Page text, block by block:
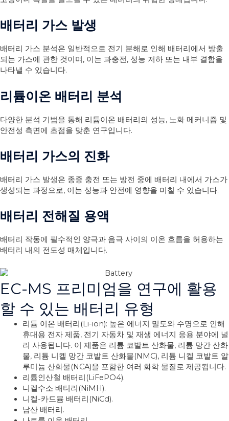
배터리 가스 발생
배터리 가스 분석은 일반적으로 전기 분해로 인해 배터리에서 방출
되는 가스에 관한 것이며, 이는 과충전, 성능 저하 또는 내부 결함을
나타낼 수 있습니다.
리튬이온 배터리 분석
다양한 분석 기법을 통해 리튬이온 배터리의 성능, 노화 메커니즘 및
안전성 측면에 초점을 맞춘 연구입니다.
배터리 가스의 진화
배터리 가스 발생은 종종 충전 또는 방전 중에 배터리 내에서 가스가
생성되는 과정으로, 이는 성능과 안전에 영향을 미칠 수 있습니다.
배터리 전해질 용액
배터리 작동에 필수적인 양극과 음극 사이의 이온 흐름을 허용하는
배터리 내의 전도성 매체입니다.
EC-MS 프리미엄을 연구에 활용
할 수 있는 배터리 유형
리튬 이온 배터리(Li-ion): 높은 에너지 밀도와 수명으로 인해
휴대용 전자 제품, 전기 자동차 및 재생 에너지 응용 분야에 널
리 사용됩니다. 이 제품은 리튬 코발트 산화물, 리튬 망간 산화
물, 리튬 니켈 망간 코발트 산화물(NMC), 리튬 니켈 코발트 알
루미늄 산화물(NCA)을 포함한 여러 화학 물질로 제공됩니다.
리튬인산철 배터리(LiFePO4).
니켈수소 배터리(NiMH).
니켈-카드뮴 배터리(NiCd).
납산 배터리.